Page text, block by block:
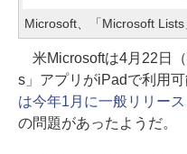
Microsoft、「Microsoft
米Microsoftは4月22日
s」アプリがiPadで利用可
は今年1月に一般リリース
の問題があったようだ。